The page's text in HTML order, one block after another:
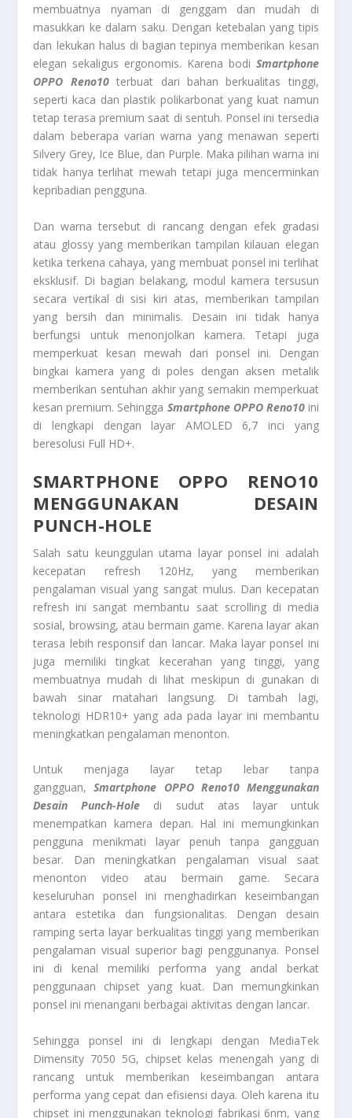
membuatnya nyaman di genggam dan mudah di
masukkan ke dalam saku. Dengan ketebalan yang tipis
dan lekukan halus di bagian tepinya memberikan kesan
elegan sekaligus ergonomis. Karena bodi Smartphone
OPPO Reno10terbuat dari bahan berkualitas tinggi,
seperti kaca dan plastik polikarbonat yang kuat namun
tetap terasa premium saat di sentuh. Ponsel ini tersedia
dalam beberapa varian warna yang menawan seperti
Silvery Grey, Ice Blue, dan Purple. Maka pilihan warna ini
tidak hanya terlihat mewah tetapi juga mencerminkan
kepribadian pengguna.
Dan warna tersebut di rancang dengan efek gradasi
atau glossy yang memberikan tampilan kilauan elegan
ketika terkena cahaya, yang membuat ponsel ini terlihat
eksklusif. Di bagian belakang, modul kamera tersusun
secara vertikal di sisi kiri atas, memberikan tampilan
yang bersih dan minimalis. Desain ini tidak hanya
berfungsi untuk menonjolkan kamera. Tetapi juga
memperkuat kesan mewah dari ponsel ini. Dengan
bingkai kamera yang di poles dengan aksen metalik
memberikan sentuhan akhir yang semakin memperkuat
kesan premium. Sehingga Smartphone OPPO Reno10 ini
di lengkapi dengan layar AMOLED 6,7 inci yang
beresolusi Full HD+.
SMARTPHONE OPPO RENO10
MENGGUNAKAN DESAIN
PUNCH-HOLE
Salah satu keunggulan utama layar ponsel ini adalah
kecepatan refresh 120Hz, yang memberikan
pengalaman visual yang sangat mulus. Dan kecepatan
refresh ini sangat membantu saat scrolling di media
sosial, browsing, atau bermain game. Karena layar akan
terasa lebih responsif dan lancar. Maka layar ponsel ini
juga memiliki tingkat kecerahan yang tinggi, yang
membuatnya mudah di lihat meskipun di gunakan di
bawah sinar matahari langsung. Di tambah lagi,
teknologi HDR10+ yang ada pada layar ini membantu
meningkatkan pengalaman menonton.
Untuk menjaga layar tetap lebar tanpa
gangguan,Smartphone OPPO Reno10 Menggunakan
Desain Punch-Hole di sudut atas layar untuk
menempatkan kamera depan. Hal ini memungkinkan
pengguna menikmati layar penuh tanpa gangguan
besar. Dan meningkatkan pengalaman visual saat
menonton video atau bermain game. Secara
keseluruhan ponsel ini menghadirkan keseimbangan
antara estetika dan fungsionalitas. Dengan desain
ramping serta layar berkualitas tinggi yang memberikan
pengalaman visual superior bagi penggunanya. Ponsel
ini di kenal memiliki performa yang andal berkat
penggunaan chipset yang kuat. Dan memungkinkan
ponsel ini menangani berbagai aktivitas dengan lancar.
Sehingga ponsel ini di lengkapi dengan MediaTek
Dimensity 7050 5G, chipset kelas menengah yang di
rancang untuk memberikan keseimbangan antara
performa yang cepat dan efisiensi daya. Oleh karena itu
chipset ini menggunakan teknologi fabrikasi 6nm, yang